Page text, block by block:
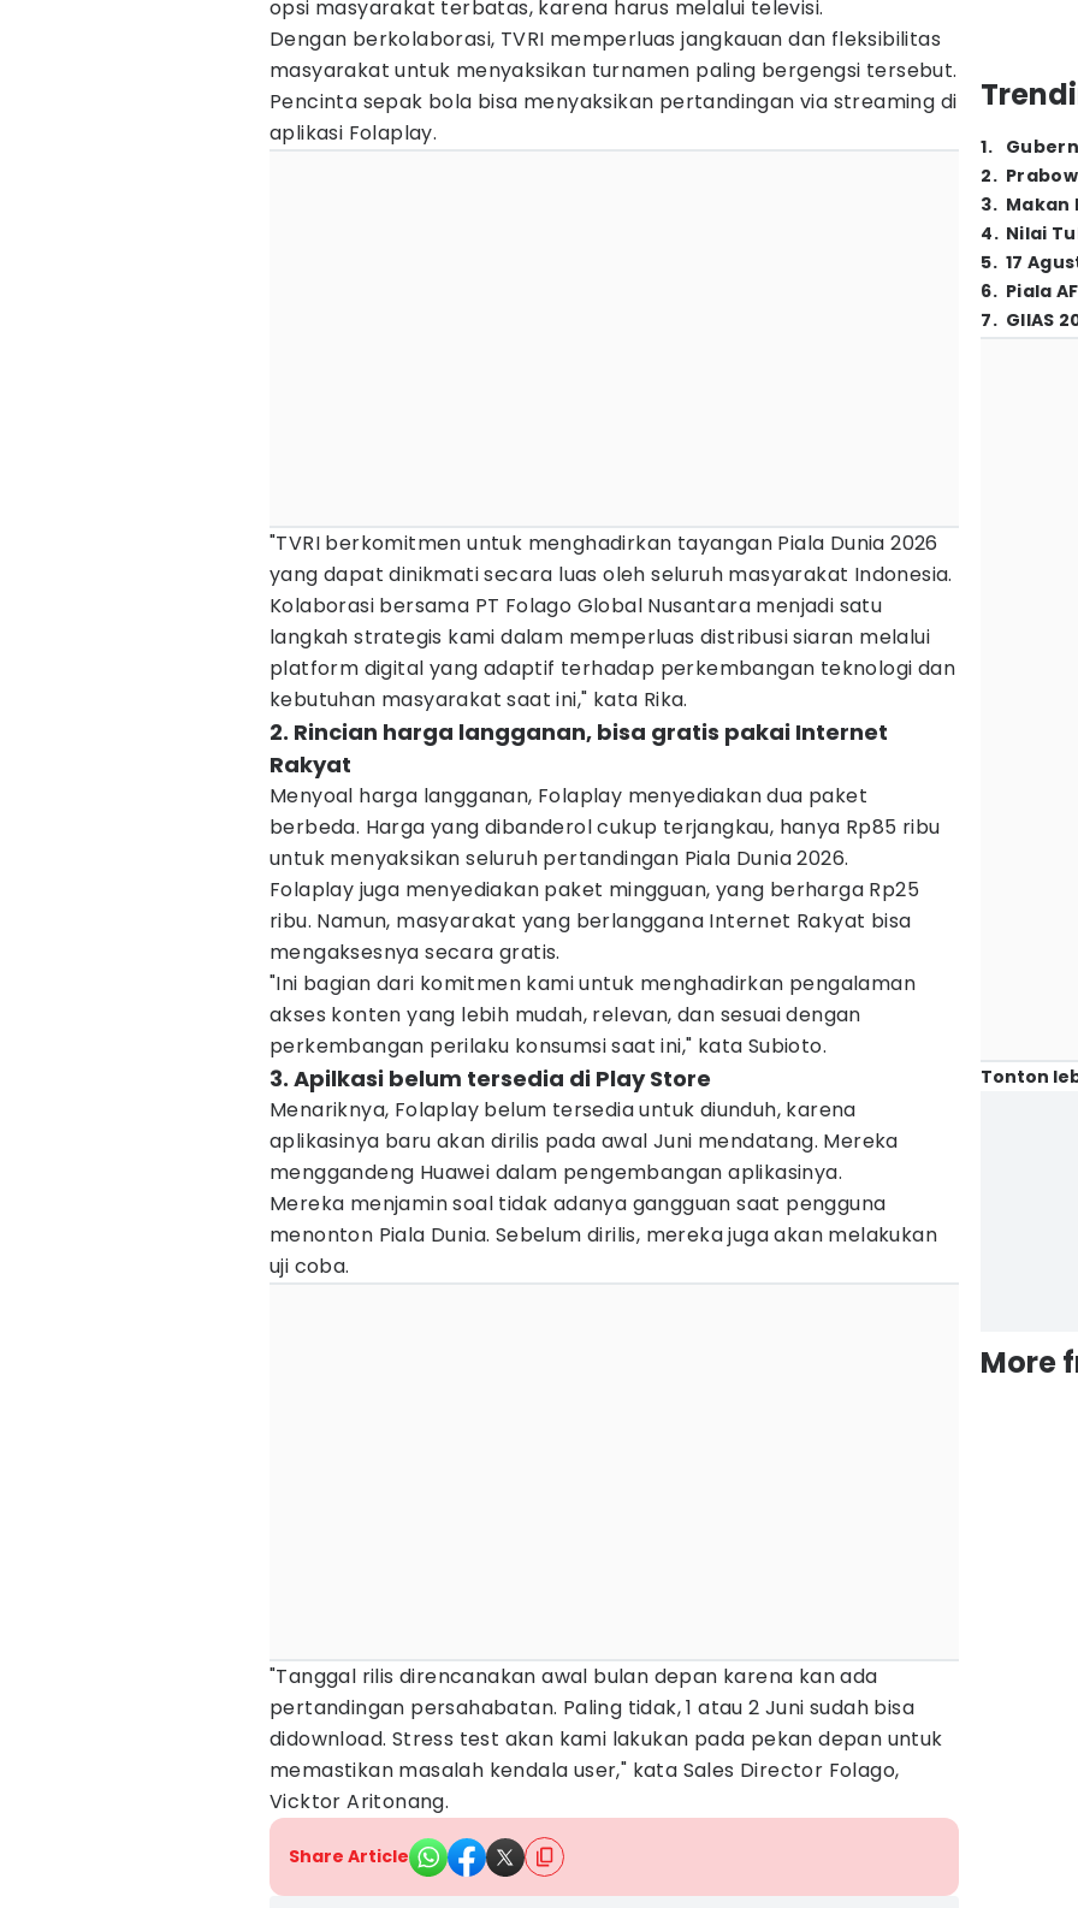
opsi masyarakat terbatas, karena harus melalui televisi.
Dengan berkolaborasi, TVRI memperluas jangkauan dan fleksibilitas
masyarakat untuk menyaksikan turnamen paling bergengsi tersebut.
Pencinta sepak bola bisa menyaksikan pertandingan via streaming di
aplikasi Folaplay.
"TVRI berkomitmen untuk menghadirkan tayangan Piala Dunia 2026
yang dapat dinikmati secara luas oleh seluruh masyarakat Indonesia.
Kolaborasi bersama PT Folago Global Nusantara menjadi satu
langkah strategis kami dalam memperluas distribusi siaran melalui
platform digital yang adaptif terhadap perkembangan teknologi dan
kebutuhan masyarakat saat ini," kata Rika.
2. Rincian harga langganan, bisa gratis pakai Internet
Rakyat
Menyoal harga langganan, Folaplay menyediakan dua paket
berbeda. Harga yang dibanderol cukup terjangkau, hanya Rp85 ribu
untuk menyaksikan seluruh pertandingan Piala Dunia 2026.
Folaplay juga menyediakan paket mingguan, yang berharga Rp25
ribu. Namun, masyarakat yang berlanggana Internet Rakyat bisa
mengaksesnya secara gratis.
"Ini bagian dari komitmen kami untuk menghadirkan pengalaman
akses konten yang lebih mudah, relevan, dan sesuai dengan
perkembangan perilaku konsumsi saat ini," kata Subioto.
3. Apilkasi belum tersedia di Play Store
Menariknya, Folaplay belum tersedia untuk diunduh, karena
aplikasinya baru akan dirilis pada awal Juni mendatang. Mereka
menggandeng Huawei dalam pengembangan aplikasinya.
Mereka menjamin soal tidak adanya gangguan saat pengguna
menonton Piala Dunia. Sebelum dirilis, mereka juga akan melakukan
uji coba.
"Tanggal rilis direncanakan awal bulan depan karena kan ada
pertandingan persahabatan. Paling tidak, 1 atau 2 Juni sudah bisa
didownload. Stress test akan kami lakukan pada pekan depan untuk
memastikan masalah kendala user," kata Sales Director Folago,
Vicktor Aritonang.
Share Article
1.
2.
3. Makan
4. Nilai
5. 17
6. Piala
7. GIIAS
Tonton
More